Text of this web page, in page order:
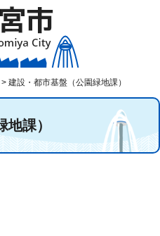
> 建設・都市基盤（公園緑地課）
課）